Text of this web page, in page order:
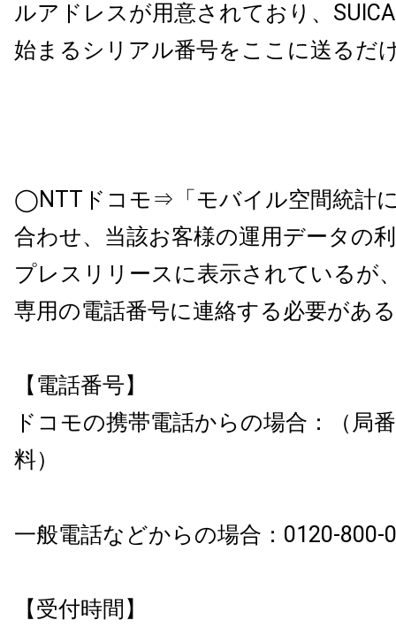
ルアドレスが用意されており、
始まるシリアル番号をここに送るだ
◯NTTドコモ⇒「モバイル空間統計
合わせ、当該お客様の運用データの
プレスリリースに表示されているが
専用の電話番号に連絡する必要があ
【電話番号】
ドコモの携帯電話からの場合：（局
料）
一般電話などからの場合：0120-800-
【受付時間】